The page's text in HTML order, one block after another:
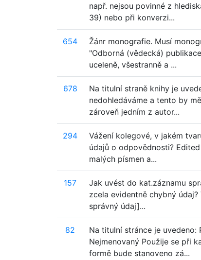
např. nejsou povinné z
39) nebo při konverzi...
654
Žánr monografie. Musí
"Odborná (vědecká)
uceleně, všestranně a ...
678
Na titulní straně knihy je
nedohledáváme a tento by
zároveň jedním z autor...
294
Vážení kolegové, v jakém
údajů o odpovědnosti?
malých písmen a...
157
Jak uvést do kat.záznamu
zcela evidentně chybný
správný údaj]...
82
Na titulní stránce je uvedeno:
Nejmenovaný Použije se při
formě bude stanoveno zá...